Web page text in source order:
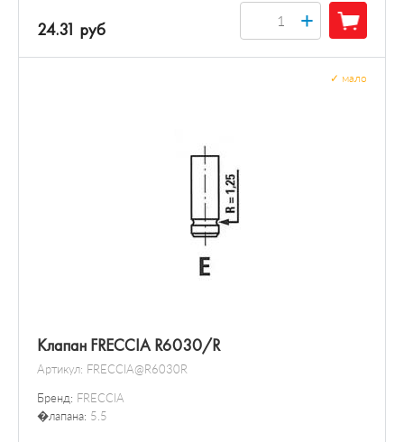
24.31 руб +
Клапан FRECCIA R6030/R
Артикул: FRECCIA@R6030R
Бренд: FRECCIA
�лапана: 5.5
мало